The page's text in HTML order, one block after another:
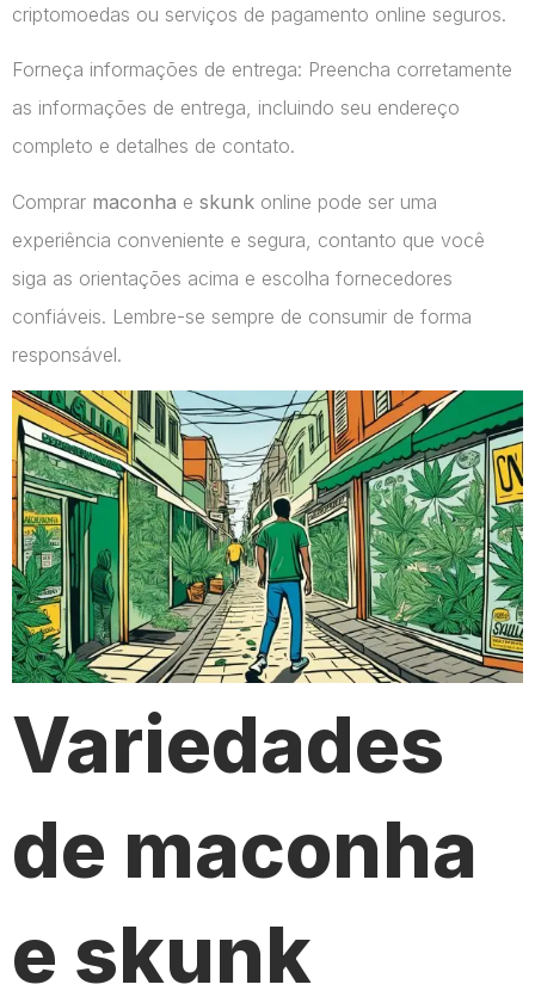
criptomoedas ou serviços de pagamento online seguros.
Forneça informações de entrega: Preencha corretamente
as informações de entrega, incluindo seu endereço
completo e detalhes de contato.
Comprar maconha e skunk online pode ser uma
experiência conveniente e segura, contanto que você
siga as orientações acima e escolha fornecedores
confiáveis. Lembre-se sempre de consumir de forma
responsável.
Variedades
de maconha
e skunk